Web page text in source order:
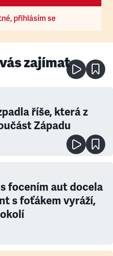
přihlásím se
zajímat
říše, která z
Západu
focením aut docela
s foťákem vyráží,